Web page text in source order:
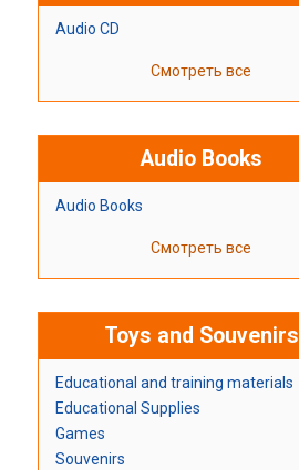
Audio CD
Смотреть все
Audio Books
Audio Books
Смотреть все
Toys and Souvenirs
Educational and training materials
Educational Supplies
Games
Souvenirs